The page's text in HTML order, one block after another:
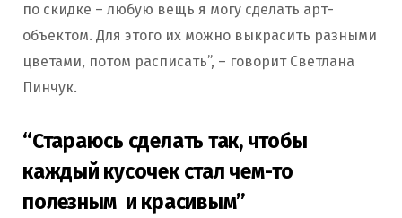
по скидке – любую вещь я могу сделать арт-
объектом. Для этого их можно выкрасить разными
цветами, потом расписать”, – говорит Светлана
Пинчук.
“Стараюсь сделать так, чтобы
каждый кусочек стал чем-то
полезным и красивым”